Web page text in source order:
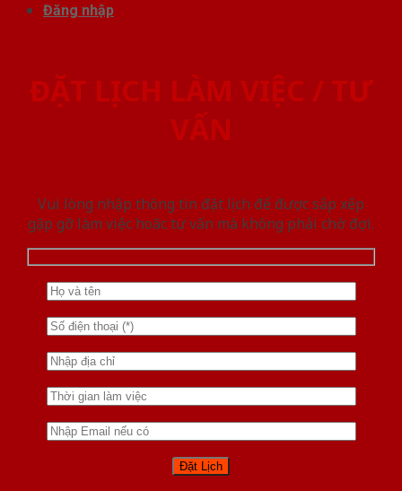
Đăng nhập
ĐẶT LỊCH LÀM VIỆC / TƯ
VẤN
Vui lòng nhập thông tin đặt lịch để được sắp xếp
gặp gỡ làm việc hoăc tư vấn mà không phải chờ đợi.